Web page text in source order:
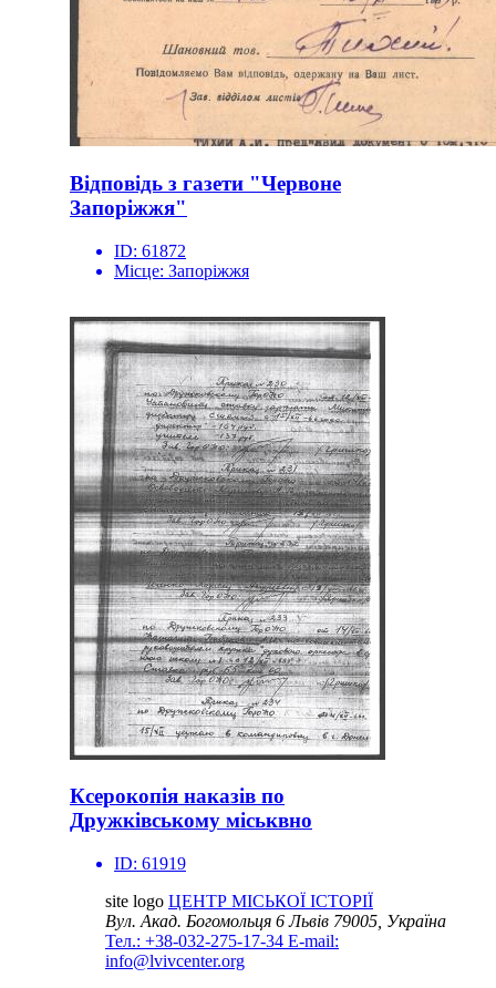
Відповідь з газети "Червоне
Запоріжжя"
ID: 61872
Місце: Запоріжжя
Ксерокопія наказів по
Дружківському міськвно
ID: 61919
site logo ЦЕНТР МІСЬКОЇ ІСТОРІЇ
Вул. Акад. Богомольця 6Львів 79005, Україна
Тел.: +38-032-275-17-34 E-mail:
info@lvivcenter.org